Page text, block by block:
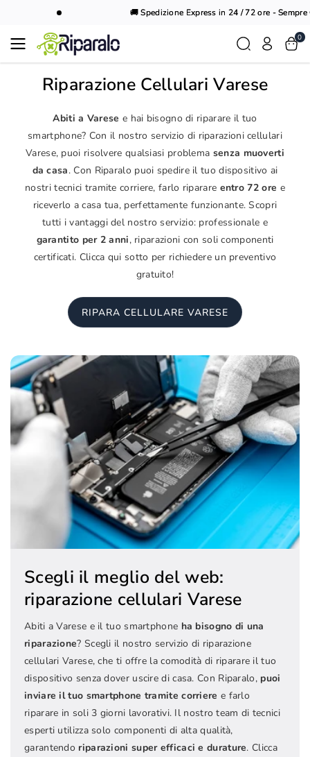
🚚 Spedizione Express in 24 / 72 ore - Sempre
0
Riparazione Cellulari Varese
Abiti a Varese e hai bisogno di riparare il tuo
smartphone? Con il nostro servizio di riparazioni cellulari
Varese, puoi risolvere qualsiasi problema senza muoverti
da casa. Con Riparalo puoi spedire il tuo dispositivo ai
nostri tecnici tramite corriere, farlo riparare entro 72 ore e
riceverlo a casa tua, perfettamente funzionante. Scopri
tutti i vantaggi del nostro servizio: professionale e
garantito per 2 anni, riparazioni con soli componenti
certificati. Clicca qui sotto per richiedere un preventivo
gratuito!
RIPARA CELLULARE VARESE
Scegli il meglio del web:
riparazione cellulari Varese
Abiti a Varese e il tuo smartphone ha bisogno di una
riparazione? Scegli il nostro servizio di riparazione
cellulari Varese, che ti offre la comodità di riparare il tuo
dispositivo senza dover uscire di casa. Con Riparalo,puoi
inviare il tuo smartphone tramite corriere e farlo
riparare in soli 3 giorni lavorativi. Il nostro team di tecnici
esperti utilizza solo componenti di alta qualità,
garantendo riparazioni super efficaci e durature. Clicca